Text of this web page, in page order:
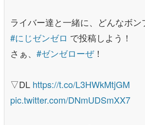
ライバー達と一緒に、どんなボン
#にじゼンゼロ で投稿しよう！
さぁ、 #ゼンゼローぜ！
▽DL https://t.co/L3HWkMtjGM
pic.twitter.com/DNmUDSmXX7